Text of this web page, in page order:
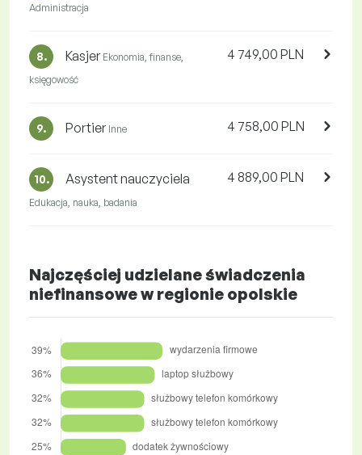
Administracja
8. Kasjer Ekonomia, finanse,
księgowość
4 749,00 PLN
9. Portier Inne 4 758,00 PLN
10. Asystent nauczyciela
Edukacja, nauka, badania
4 889,00 PLN
Najczęściej udzielane świadczenia
niefinansowe w regionie opolskie